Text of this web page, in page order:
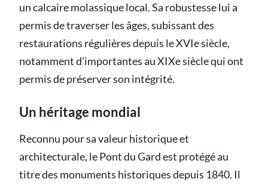
un calcaire molassique local. Sa robustesse lui a
permis de traverser les âges, subissant des
restaurations régulières depuis le XVIe siècle,
notamment d'importantes au XIXe siècle qui ont
permis de préserver son intégrité.
Un héritage mondial
Reconnu pour sa valeur historique et
architecturale, le Pont du Gard est protégé au
titre des monuments historiques depuis 1840. Il